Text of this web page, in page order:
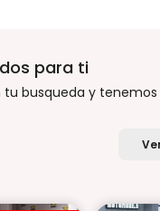
para ti
tu busqueda y